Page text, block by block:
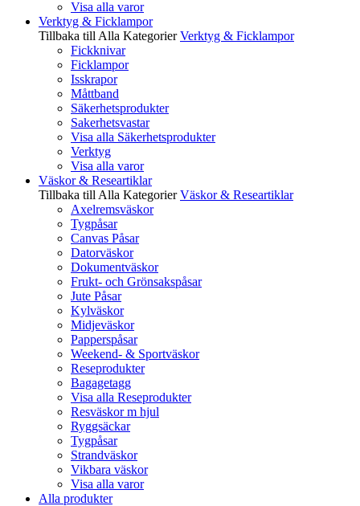
Visa alla varor
Verktyg & Ficklampor
Tillbaka till Alla Kategorier Verktyg & Ficklampor
Fickknivar
Ficklampor
Isskrapor
Måttband
Säkerhetsprodukter
Sakerhetsvastar
Visa alla Säkerhetsprodukter
Verktyg
Visa alla varor
Väskor & Researtiklar
Tillbaka till Alla Kategorier Väskor & Researtiklar
Axelremsväskor
Tygpåsar
Canvas Påsar
Datorväskor
Dokumentväskor
Frukt- och Grönsakspåsar
Jute Påsar
Kylväskor
Midjeväskor
Papperspåsar
Weekend- & Sportväskor
Reseprodukter
Bagagetagg
Visa alla Reseprodukter
Resväskor m hjul
Ryggsäckar
Tygpåsar
Strandväskor
Vikbara väskor
Visa alla varor
Alla produkter